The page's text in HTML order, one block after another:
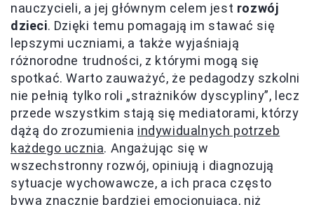
nauczycieli, a jej głównym celem jest rozwój
dzieci. Dzięki temu pomagają im stawać się
lepszymi uczniami, a także wyjaśniają
różnorodne trudności, z którymi mogą się
spotkać. Warto zauważyć, że pedagodzy szkolni
nie pełnią tylko roli „strażników dyscypliny”, lecz
przede wszystkim stają się mediatorami, którzy
dążą do zrozumienia indywidualnych potrzeb
każdego ucznia. Angażując się w
wszechstronny rozwój, opiniują i diagnozują
sytuacje wychowawcze, a ich praca często
bywa znacznie bardziej emocjonująca, niż